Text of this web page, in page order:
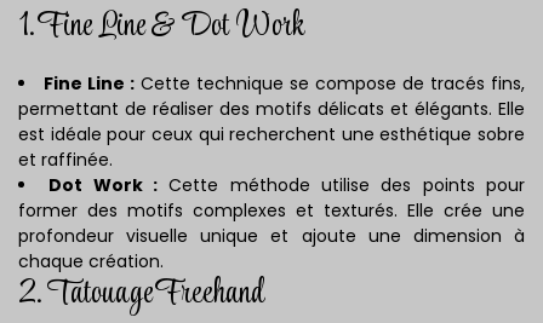
1. Fine Line & Dot Work
Fine Line : Cette technique se compose de tracés fins,
permettant de réaliser des motifs délicats et élégants. Elle
est idéale pour ceux qui recherchent une esthétique sobre
et raffinée.
Dot Work : Cette méthode utilise des points pour
former des motifs complexes et texturés. Elle crée une
profondeur visuelle unique et ajoute une dimension à
chaque création.
2. Tatouage Freehand